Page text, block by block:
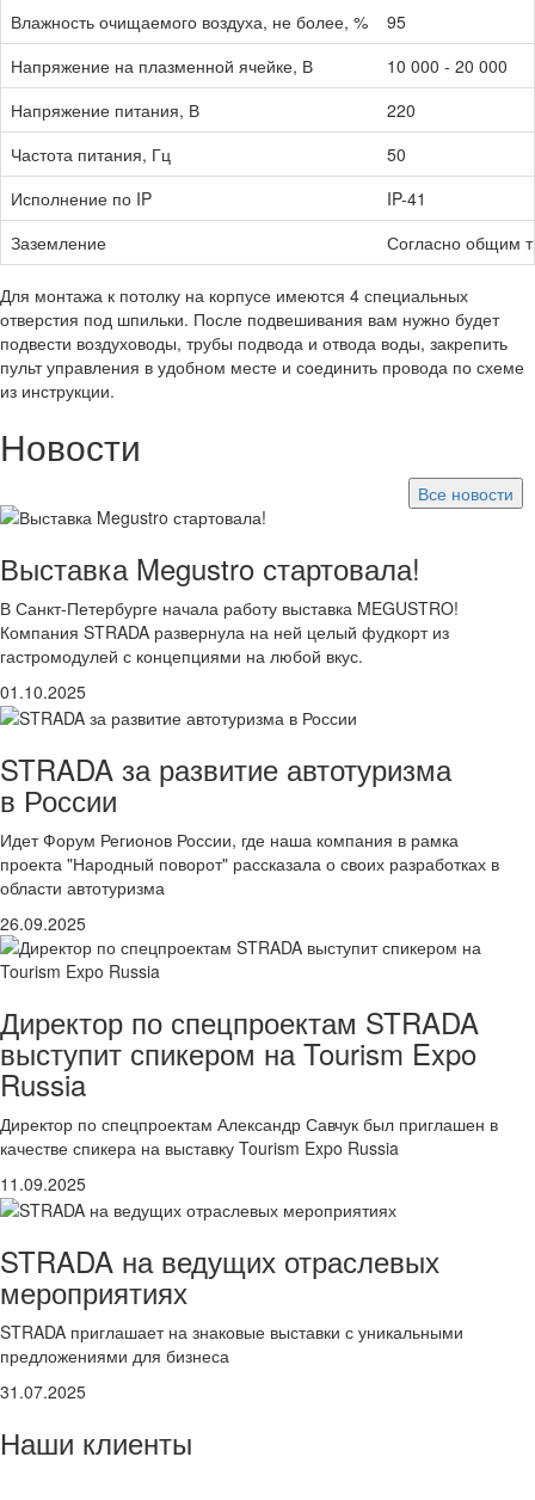
Влажность очищаемого воздуха, не более, %
95
Напряжение на плазменной ячейке, В
10 000 - 20 000
Напряжение питания, В
220
Частота питания, Гц
50
Исполнение по IP
IP-41
Заземление
Согласно общим
Для монтажа к потолку на корпусе имеются 4 специальных
отверстия под шпильки. После подвешивания вам нужно будет
подвести воздуховоды, трубы подвода и отвода воды, закрепить
пульт управления в удобном месте и соединить провода по схеме
из инструкции.
Новости
Все новости
Выставка Megustro стартовала!
В Санкт-Петербурге начала работу выставка MEGUSTRO!
Компания STRADA развернула на ней целый фудкорт из
гастромодулей с концепциями на любой вкус.
01.10.2025
STRADA за развитие автотуризма
в России
Идет Форум Регионов России, где наша компания в рамка
проекта "Народный поворот" рассказала о своих разработках в
области автотуризма
26.09.2025
Директор по спецпроектам STRADA
выступит спикером на Tourism Expo
Russia
Директор по спецпроектам Александр Савчук был приглашен в
качестве спикера на выставку Tourism Expo Russia
11.09.2025
STRADA на ведущих отраслевых
мероприятиях
STRADA приглашает на знаковые выставки с уникальными
предложениями для бизнеса
31.07.2025
Наши клиенты